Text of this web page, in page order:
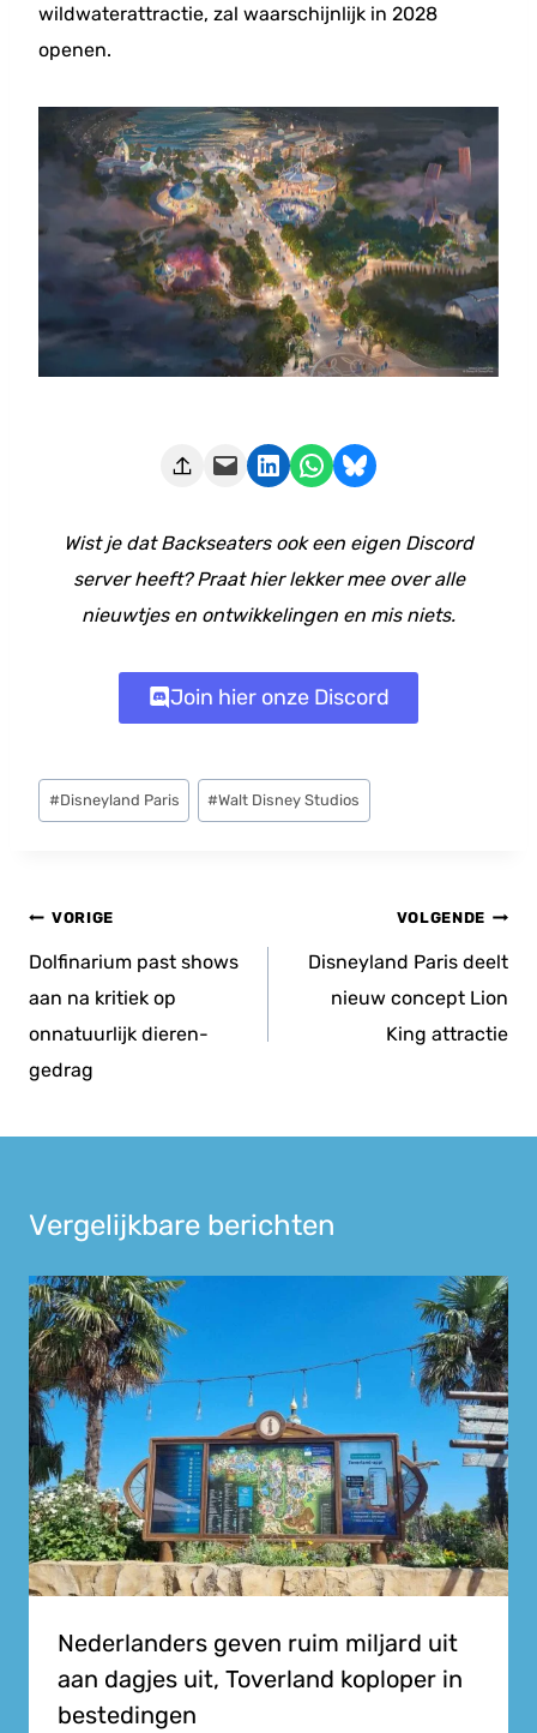
wildwaterattractie, zal waarschijnlijk in 2028
openen.
Deze pagina e-mailen Delen op LinkedIn Delen via WhatsApp Share on Bluesky
Wist je dat Backseaters ook een eigen Discord
server heeft? Praat hier lekker mee over alle
nieuwtjes en ontwikkelingen en mis niets.
Join hier onze Discord
Bericht
tags:
#Disneyland Paris #Walt Disney Studios
Bericht
navigatie
VORIGE
Dolfinarium past shows
aan na kritiek op
onnatuurlijk dieren­
gedrag
VOLGENDE
Disneyland Paris deelt
nieuw concept Lion
King attractie
Vergelijkbare berichten
Nederlanders geven ruim miljard uit
aan dagjes uit, Toverland koploper in
bestedingen